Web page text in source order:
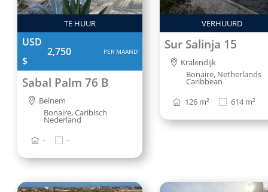
TE HUUR
USD
$
2,750 PER MAAND
Sabal Palm 76 B
Belnem
Bonaire, Caribisch
Nederland
-
-
VERHUURD
Sur Salinja 15
Kralendijk
Bonaire, Netherlands
Caribbean
126 m²
614 m²